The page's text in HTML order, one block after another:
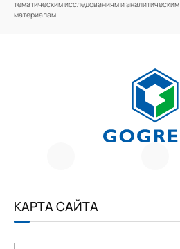
тематическим исследованиям и аналитическим
материалам.
КАРТА САЙТА